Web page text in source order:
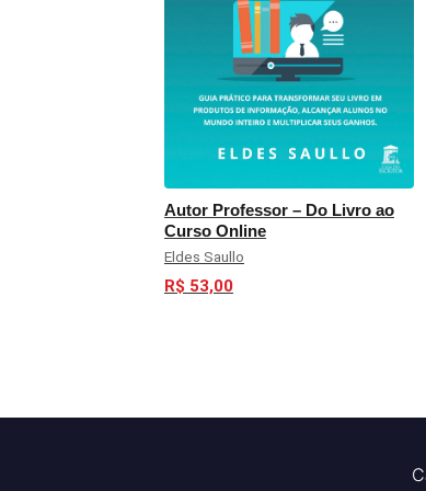
Autor Professor – Do Livro ao
Curso Online
Eldes Saullo
R$ 53,00